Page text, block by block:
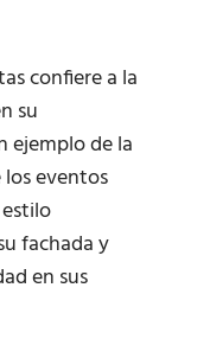
confiere a la
su
ejemplo de la
eventos
fachada y
en sus